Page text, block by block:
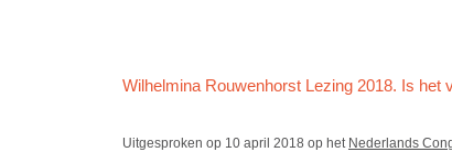
Wilhelmina Rouwenhorst Lezing 2018. Is het
Uitgesproken op 10 april 2018 op het Nederlands